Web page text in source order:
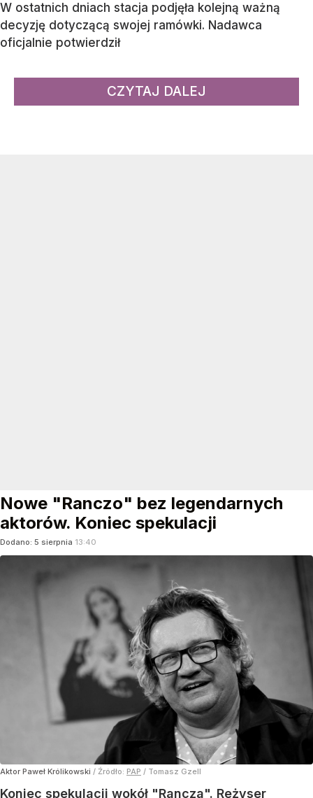
W ostatnich dniach stacja podjęła kolejną ważną
decyzję dotyczącą swojej ramówki. Nadawca
oficjalnie potwierdził
CZYTAJ DALEJ
Nowe "Ranczo" bez legendarnych
aktorów. Koniec spekulacji
Dodano: 5 sierpnia 13:40
Aktor Paweł Królikowski / Źródło: PAP / Tomasz Gzell
Koniec spekulacji wokół "Rancza". Reżyser